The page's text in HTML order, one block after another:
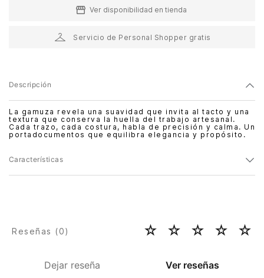
Ver disponibilidad en tienda
Servicio de Personal Shopper gratis
Descripción
La gamuza revela una suavidad que invita al tacto y una
textura que conserva la huella del trabajo artesanal.
Cada trazo, cada costura, habla de precisión y calma. Un
portadocumentos que equilibra elegancia y propósito.
Características
Dejar reseña Ver reseñas
Reseñas (0) ☆ ☆ ☆ ☆ ☆